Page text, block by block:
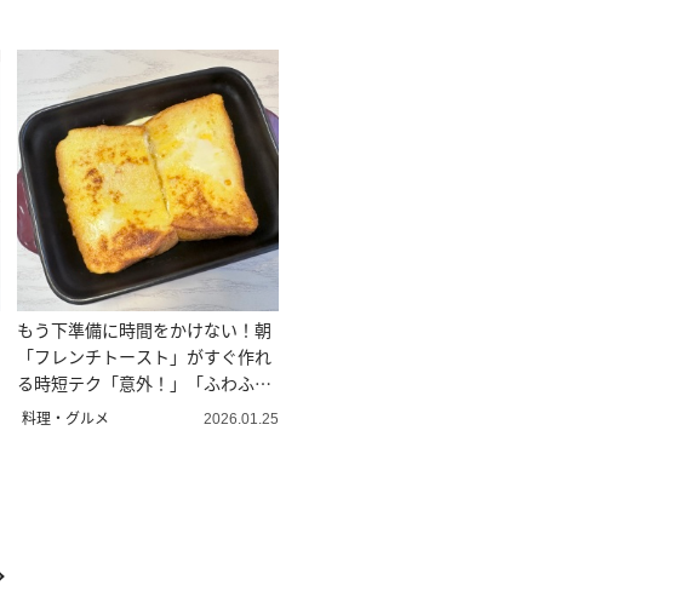
もう下準備に時間をかけない！朝
「フレンチトースト」がすぐ作れ
る時短テク「意外！」「ふわふ
わ」
料理・グルメ 2026.01.25